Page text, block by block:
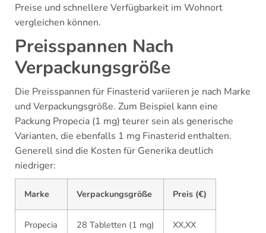
Preise und schnellere Verfügbarkeit im Wohnort
vergleichen können.
Preisspannen Nach
Verpackungsgröße
Die Preisspannen für Finasterid variieren je nach Marke
und Verpackungsgröße. Zum Beispiel kann eine
Packung Propecia (1 mg) teurer sein als generische
Varianten, die ebenfalls 1 mg Finasterid enthalten.
Generell sind die Kosten für Generika deutlich
niedriger:
Marke Verpackungsgröße Preis (€)
Propecia 28 Tabletten (1 mg) XX,XX